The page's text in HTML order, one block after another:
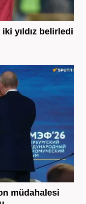
yıldız belirledi
müdahalesi